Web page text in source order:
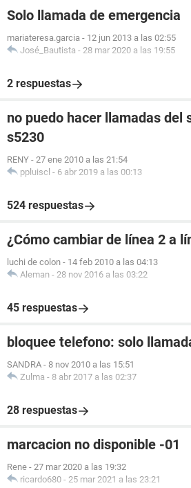
Solo llamada de emergencia
mariateresa.garcia - 12 jun 2013 a las 02:55
José_Bautista - 28 mar 2020 a las 19:55
2 respuestas
no puedo hacer llamadas del
s5230
RENY - 27 ene 2010 a las 21:54
ppluiscl - 6 abr 2019 a las 00:13
524 respuestas
¿Cómo cambiar de línea 2 a
luchi de colon - 14 feb 2010 a las 04:13
Aleman - 28 nov 2016 a las 03:22
45 respuestas
bloquee telefono: solo
SANDRA - 8 nov 2010 a las 15:51
Zulma - 8 abr 2017 a las 02:37
28 respuestas
marcacion no disponible -01
Rene - 27 mar 2020 a las 19:32
ricardo680 - 25 mar 2021 a las 23:21